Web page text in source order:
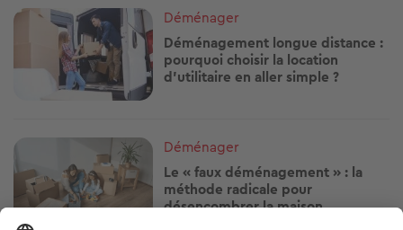
Image
Déménager
Déménagement longue distance :
pourquoi choisir la location
d’utilitaire en aller simple ?
Image
Déménager
Le « faux déménagement » : la
méthode radicale pour
désencombrer la maison